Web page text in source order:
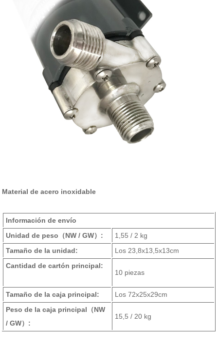
Material de acero inoxidable
Información de envío
Unidad de peso （NW / GW） :
1,55 / 2 kg
Tamaño de la unidad:
Los 23,8x13,5x13cm
Cantidad de cartón principal:
10 piezas
Tamaño de la caja principal:
Los 72x25x29cm
Peso de la caja principal （NW
/ GW） :
15,5 / 20 kg